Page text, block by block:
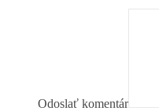
Odoslať komentár